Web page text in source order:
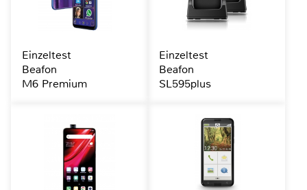
Einzeltest
Beafon
M6 Premium
Einzeltest
Beafon
SL595plus